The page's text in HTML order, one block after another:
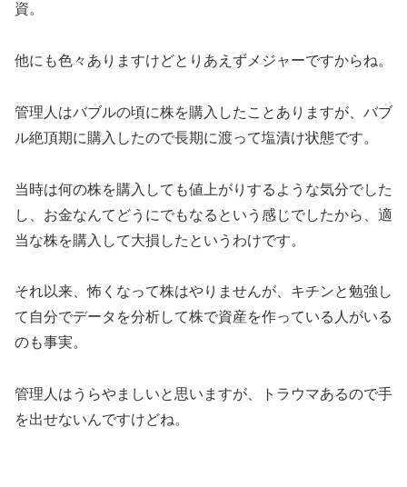
資。
他にも色々ありますけどとりあえずメジャーですからね。
管理人はバブルの頃に株を購入したことありますが、バブ
ル絶頂期に購入したので長期に渡って塩漬け状態です。
当時は何の株を購入しても値上がりするような気分でした
し、お金なんてどうにでもなるという感じでしたから、適
当な株を購入して大損したというわけです。
それ以来、怖くなって株はやりませんが、キチンと勉強し
て自分でデータを分析して株で資産を作っている人がいる
のも事実。
管理人はうらやましいと思いますが、トラウマあるので手
を出せないんですけどね。